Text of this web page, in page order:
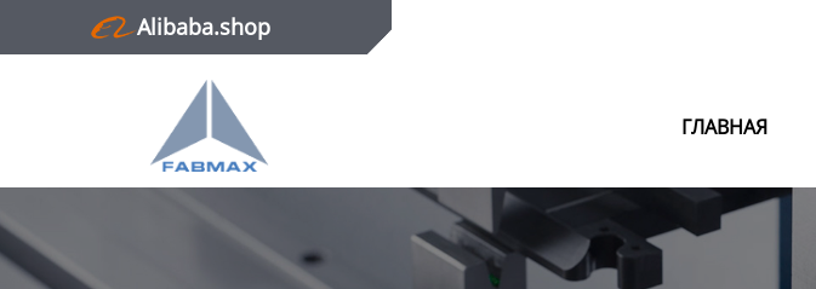
Alibaba.shop
ГЛАВНАЯ
Главная
Контактная информация